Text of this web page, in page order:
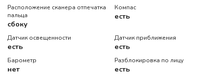
Расположение сканера отпечатка
пальца
сбоку
Компас
есть
Датчик освещенности
есть
Датчик приближения
есть
Барометр
нет
Разблокировка по лицу
есть